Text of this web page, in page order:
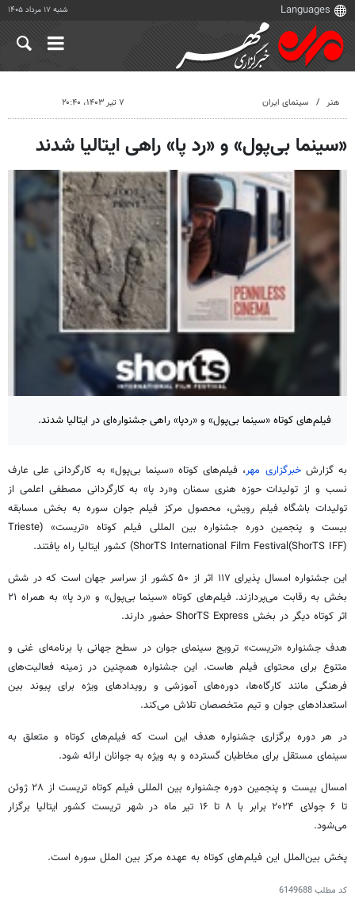
شنبه ۱۷ مرداد ۱۴۰۵
هنر سینمای ایران ۷ تیر ۱۴۰۳، ۲۰:۴۰
«سینما بی‌پول» و «رد پا» راهی ایتالیا شدند
فیلم‌های کوتاه «سینما بی‌پول» و «ردپا» راهی جشنواره‌ای در ایتالیا شدند.
به گزارش خبرگزاری مهر، فیلم‌های کوتاه «سینما بی‌پول» به کارگردانی علی عارف
نسب و از تولیدات حوزه هنری سمنان و«رد پا» به کارگردانی مصطفی اعلمی از
تولیدات باشگاه فیلم رویش، محصول مرکز فیلم جوان سوره به بخش مسابقه
بیست و پنجمین دوره جشنواره بین المللی فیلم کوتاه «تریست
» (Trieste
ShorTS International Film Festival(ShorTS IFF)) کشور ایتالیا راه یافتند.
این جشنواره امسال پذیرای ۱۱۷ اثر از ۵۰ کشور از سراسر جهان است که در شش
بخش به رقابت می‌پردازند. فیلم‌های کوتاه «سینما بی‌پول» و «رد پا» به همراه ۲۱
اثر کوتاه دیگر در بخش ShorTS Express حضور دارند.
هدف جشنواره «تریست» ترویج سینمای جوان در سطح جهانی با برنامه‌ای غنی و
متنوع برای محتوای فیلم هاست. این جشنواره همچنین در زمینه فعالیت‌های
فرهنگی مانند کارگاه‌ها، دوره‌های آموزشی و رویدادهای ویژه برای پیوند بین
استعدادهای جوان و تیم متخصصان تلاش می‌کند.
در هر دوره برگزاری جشنواره هدف این است که فیلم‌های کوتاه و متعلق به
سینمای مستقل برای مخاطبان گسترده و به ویژه به جوانان ارائه شود.
امسال بیست و پنجمین دوره جشنواره بین المللیفیلم کوتاه تریست
از ۲۸ ژوئن
تا ۶ جولای ۲۰۲۴ برابر با ۸ تا ۱۶ تیر ماه در شهر
تریست کشور ایتالیا برگزار
می‌شود.
پخش بین‌الملل این فیلم‌های کوتاه به عهده مرکز بین الملل سوره است.
کد مطلب6149688